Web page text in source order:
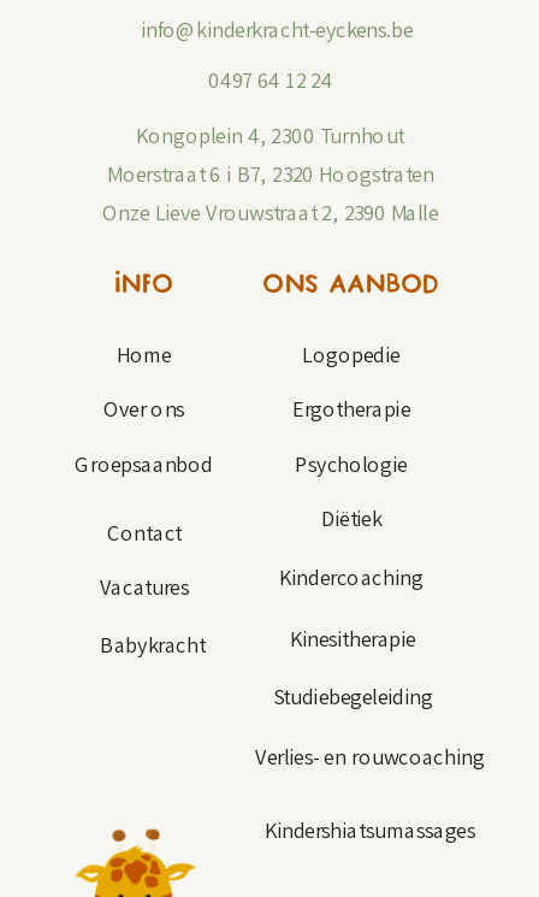
Kongoplein 4, 2300 Turnhout
Moerstraat 6 i B7, 2320 Hoogstraten
Onze Lieve Vrouwstraat 2, 2390 Malle
0497 64 12 24
info@kinderkracht-eyckens.be
Diëtiek
Psychologie
Ergotherapie
Logopedie
ONS AANBOD
Vacatures
Contact
Over ons
Home
INFO
Kindercoaching
Kinesitherapie
Studiebegeleiding
Verlies- en rouwcoaching
Kindershiatsumassages
Groepsaanbod
Babykracht